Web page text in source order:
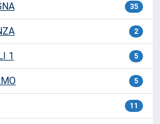
35
2
1 5
5
11